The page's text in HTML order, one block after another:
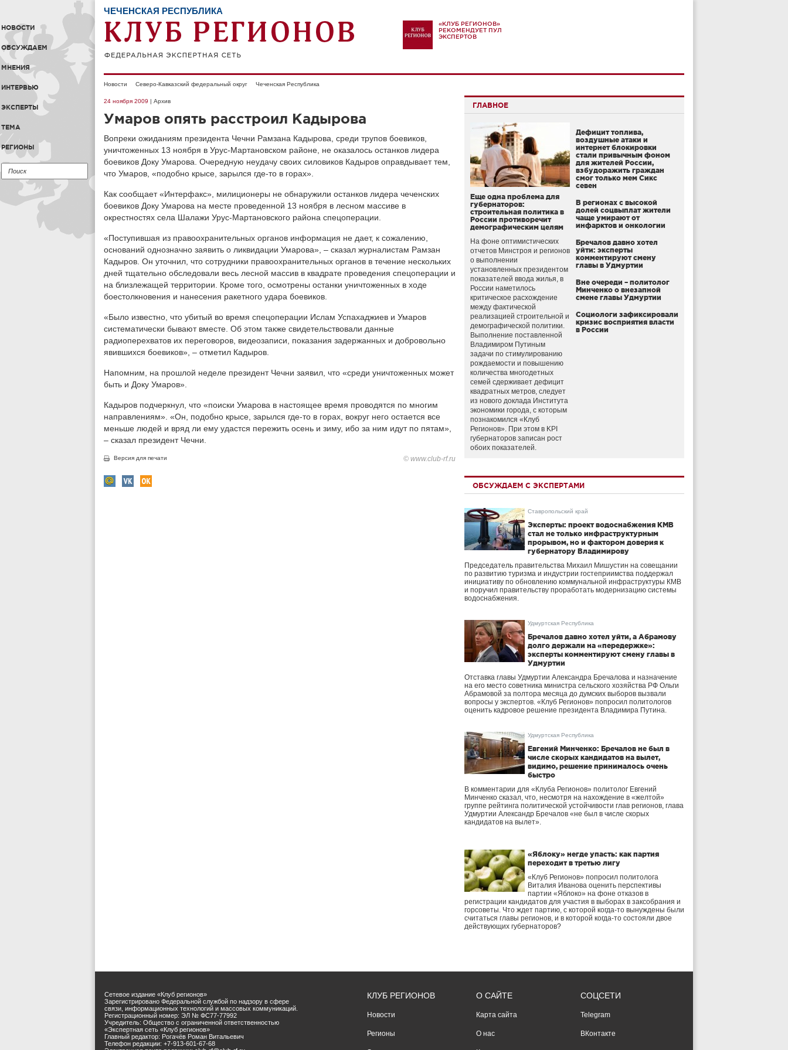
НОВОСТИ
ОБСУЖДАЕМ
МНЕНИЯ
ИНТЕРВЬЮ
ЭКСПЕРТЫ
ТЕМА
РЕГИОНЫ
ЧЕЧЕНСКАЯ РЕСПУБЛИКА
«КЛУБ РЕГИОНОВ»
РЕКОМЕНДУЕТ ПУЛ
ЭКСПЕРТОВ
Новости Северо-Кавказский федеральный округ Чеченская Республика
24 ноября 2009 | Архив
Умаров опять расстроил Кадырова
Вопреки ожиданиям президента Чечни Рамзана Кадырова, среди трупов боевиков,
уничтоженных 13 ноября в Урус-Мартановском районе, не оказалось останков лидера
боевиков Доку Умарова. Очередную неудачу своих силовиков Кадыров оправдывает тем,
что Умаров, «подобно крысе, зарылся где-то в горах».
Как сообщает «Интерфакс», милиционеры не обнаружили останков лидера чеченских
боевиков Доку Умарова на месте проведенной 13 ноября в лесном массиве в
окрестностях села Шалажи Урус-Мартановского района спецоперации.
«Поступившая из правоохранительных органов информация не дает, к сожалению,
оснований однозначно заявить о ликвидации Умарова», – сказал журналистам Рамзан
Кадыров. Он уточнил, что сотрудники правоохранительных органов в течение нескольких
дней тщательно обследовали весь лесной массив в квадрате проведения спецоперации и
на близлежащей территории. Кроме того, осмотрены останки уничтоженных в ходе
боестолкновения и нанесения ракетного удара боевиков.
«Было известно, что убитый во время спецоперации Ислам Успахаджиев и Умаров
систематически бывают вместе. Об этом также свидетельствовали данные
радиоперехватов их переговоров, видеозаписи, показания задержанных и добровольно
явившихся боевиков», – отметил Кадыров.
Напомним, на прошлой неделе президент Чечни заявил, что «среди уничтоженных может
быть и Доку Умаров».
Кадыров подчеркнул, что «поиски Умарова в настоящее время проводятся по многим
направлениям». «Он, подобно крысе, зарылся где-то в горах, вокруг него остается все
меньше людей и вряд ли ему удастся пережить осень и зиму, ибо за ним идут по пятам»,
– сказал президент Чечни.
Версия для печати © www.club-rf.ru
ГЛАВНОЕ
Еще одна проблема для
губернаторов:
строительная политика в
России противоречит
демографическим целям
На фоне оптимистических
отчетов Минстроя и регионов
о выполнении
установленных президентом
показателей ввода жилья, в
России наметилось
критическое расхождение
между фактической
реализацией строительной и
демографической политики.
Выполнение поставленной
Владимиром Путиным
задачи по стимулированию
рождаемости и повышению
количества многодетных
семей сдерживает дефицит
квадратных метров, следует
из нового доклада Института
экономики города, с которым
познакомился «Клуб
Регионов». При этом в KPI
губернаторов записан рост
обоих показателей.
Дефицит топлива,
воздушные атаки и
интернет блокировки
стали привычным фоном
для жителей России,
взбудоражить граждан
смог только мем Сикс
севен
В регионах с высокой
долей соцвыплат жители
чаще умирают от
инфарктов и онкологии
Бречалов давно хотел
уйти: эксперты
комментируют смену
главы в Удмуртии
Вне очереди – политолог
Минченко о внезапной
смене главы Удмуртии
Социологи зафиксировали
кризис восприятия власти
в России
ОБСУЖДАЕМ С ЭКСПЕРТАМИ
Ставропольский край
Эксперты: проект водоснабжения КМВ
стал не только инфраструктурным
прорывом, но и фактором доверия к
губернатору Владимирову
Председатель правительства Михаил Мишустин на совещании
по развитию туризма и индустрии гостеприимства поддержал
инициативу по обновлению коммунальной инфраструктуры КМВ
и поручил правительству проработать модернизацию системы
водоснабжения.
Удмуртская Республика
Бречалов давно хотел уйти, а Абрамову
долго держали на «передержке»:
эксперты комментируют смену главы в
Удмуртии
Отставка главы Удмуртии Александра Бречалова и назначение
на его место советника министра сельского хозяйства РФ Ольги
Абрамовой за полтора месяца до думских выборов вызвали
вопросы у экспертов. «Клуб Регионов» попросил политологов
оценить кадровое решение президента Владимира Путина.
Удмуртская Республика
Евгений Минченко: Бречалов не был в
числе скорых кандидатов на вылет,
видимо, решение принималось очень
быстро
В комментарии для «Клуба Регионов» политолог Евгений
Минченко сказал, что, несмотря на нахождение в «желтой»
группе рейтинга политической устойчивости глав регионов, глава
Удмуртии Александр Бречалов «не был в числе скорых
кандидатов на вылет».
«Яблоку» негде упасть: как партия
переходит в третью лигу
«Клуб Регионов» попросил политолога
Виталия Иванова оценить перспективы
партии «Яблоко» на фоне отказов в
регистрации кандидатов для участия в выборах в заксобрания и
горсоветы. Что ждет партию, с которой когда-то вынуждены были
считаться главы регионов, и в которой когда-то состояли двое
действующих губернаторов?
Сетевое издание «Клуб регионов»
Зарегистрировано Федеральной службой по надзору в сфере
связи, информационных технологий и массовых коммуникаций.
Регистрационный номер: ЭЛ № ФС77-77992
Учредитель: Общество с ограниченной ответственностью
«Экспертная сеть «Клуб регионов»
Главный редактор: Рогачёв Роман Витальевич
Телефон редакции: +7-913-601-67-68
КЛУБ РЕГИОНОВ
Новости
Регионы
О САЙТЕ
Карта сайта
О нас
СОЦСЕТИ
Telegram
ВКонтакте